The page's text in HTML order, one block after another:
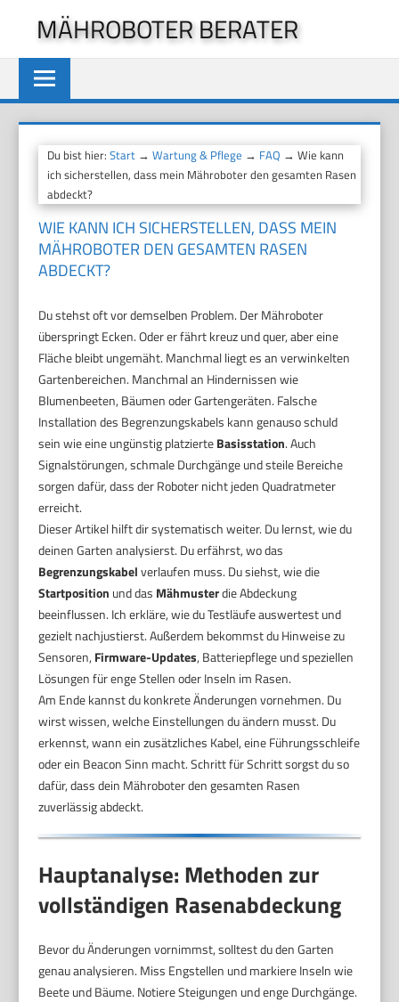
springen
MÄHROBOTER BERATER
Du bist hier:Start →Wartung & Pflege → FAQ → Wie kann
ich sicherstellen, dass mein Mähroboter den gesamten Rasen
abdeckt?
WIE KANN ICH SICHERSTELLEN, DASS MEIN
MÄHROBOTER DEN GESAMTEN RASEN
ABDECKT?
Du stehst oft vor demselben Problem. Der Mähroboter
überspringt Ecken. Oder er fährt kreuz und quer, aber eine
Fläche bleibt ungemäht. Manchmal liegt es an verwinkelten
Gartenbereichen. Manchmal an Hindernissen wie
Blumenbeeten, Bäumen oder Gartengeräten. Falsche
Installation des Begrenzungskabels kann genauso schuld
sein wie eine ungünstig platzierteBasisstation. Auch
Signalstörungen, schmale Durchgänge und steile Bereiche
sorgen dafür, dass der Roboter nicht jeden Quadratmeter
erreicht.
Dieser Artikel hilft dir systematisch weiter. Du lernst, wie du
deinen Garten analysierst. Du erfährst, wo das
Begrenzungskabelverlaufen muss. Du siehst, wie die
Startposition und das Mähmusterdie Abdeckung
beeinflussen. Ich erkläre, wie du Testläufe auswertest und
gezielt nachjustierst. Außerdem bekommst du Hinweise zu
Sensoren, Firmware-Updates, Batteriepflege und speziellen
Lösungen für enge Stellen oder Inseln im Rasen.
Am Ende kannst du konkrete Änderungen vornehmen. Du
wirst wissen, welche Einstellungen du ändern musst. Du
erkennst, wann ein zusätzliches Kabel, eine Führungsschleife
oder ein Beacon Sinn macht. Schritt für Schritt sorgst du so
dafür, dass dein Mähroboter den gesamten Rasen
zuverlässig abdeckt.
Hauptanalyse: Methoden zur
vollständigen Rasenabdeckung
Bevor du Änderungen vornimmst, solltest du den Garten
genau analysieren. Miss Engstellen und markiere Inseln wie
Beete und Bäume. Notiere Steigungen und enge Durchgänge.